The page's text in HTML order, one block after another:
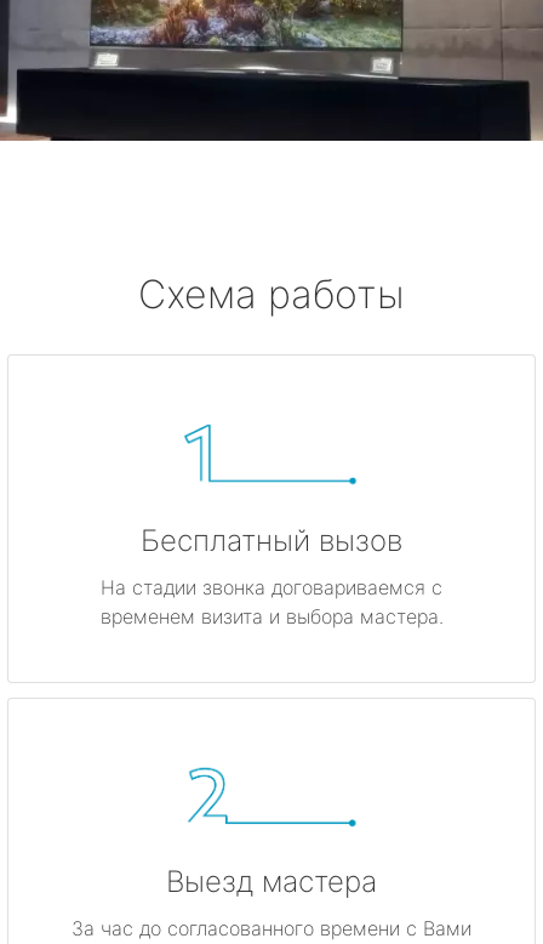
Схема работы
Бесплатный вызов
На стадии звонка договариваемся с
временем визита и выбора мастера.
Выезд мастера
За час до согласованного времени с Вами